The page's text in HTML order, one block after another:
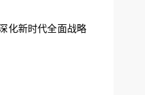
化新时代全面战略